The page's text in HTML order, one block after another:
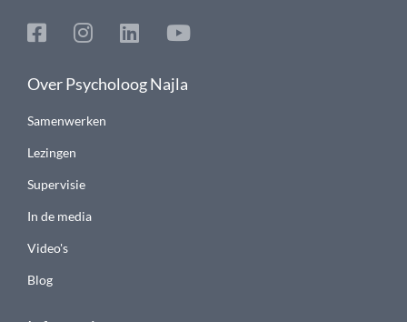
Over Psycholoog Najla
Samenwerken
Lezingen
Supervisie
In de media
Video's
Blog